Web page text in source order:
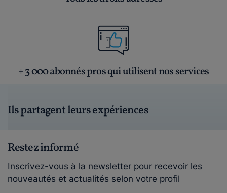
+ 3 000 abonnés pros qui utilisent nos services
Ils partagent leurs expériences
Restez informé
Inscrivez-vous à la newsletter pour recevoir les
nouveautés et actualités selon votre profil